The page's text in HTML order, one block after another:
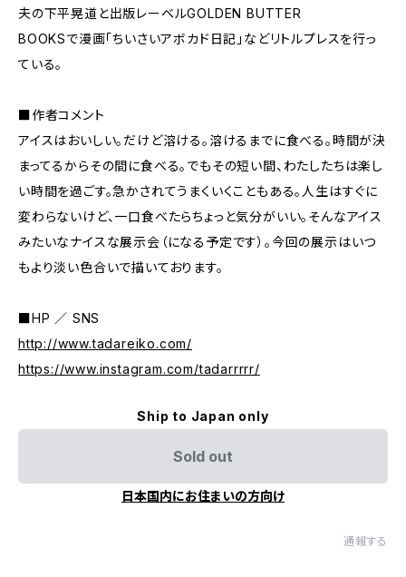
夫の下平晃道と出版レーベルGOLDEN BUTTER
BOOKSで漫画「ちいさいアボカド日記」などリトルプレスを行っ
ている。
■作者コメント
アイスはおいしい。だけど溶ける。溶けるまでに食べる。時間が決
まってるからその間に食べる。でもその短い間、わたしたちは楽し
い時間を過ごす。急かされてうまくいくこともある。人生はすぐに
変わらないけど、一口食べたらちょっと気分がいい。そんなアイス
みたいなナイスな展示会（になる予定です）。今回の展示はいつ
もより淡い色合いで描いております。
■HP ／ SNS
http://www.tadareiko.com/
https://www.instagram.com/tadarrrrr/
Ship to Japan only
Sold out
日本国内にお住まいの方向け
通報する